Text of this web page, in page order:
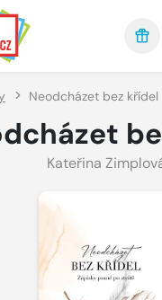
Neodcházet bez křídel
Kateřina